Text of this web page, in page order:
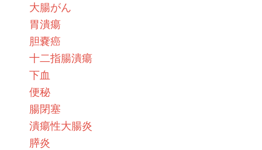
大腸がん
胃潰瘍
胆嚢癌
十二指腸潰瘍
下血
便秘
腸閉塞
潰瘍性大腸炎
膵炎